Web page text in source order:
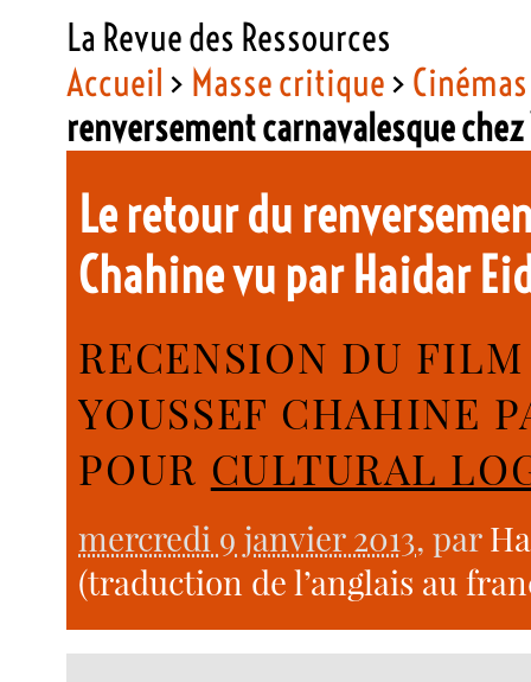
La Revue des Ressources
Accueil > Masse critique>
renversement carnavalesque
Le retour du
Chahine vu par Haidar
RECENSION DU
YOUSSEF CHAHINE
POUR CULTURAL
mercredi 9 janvier 2013, par
(traduction de l’anglais au